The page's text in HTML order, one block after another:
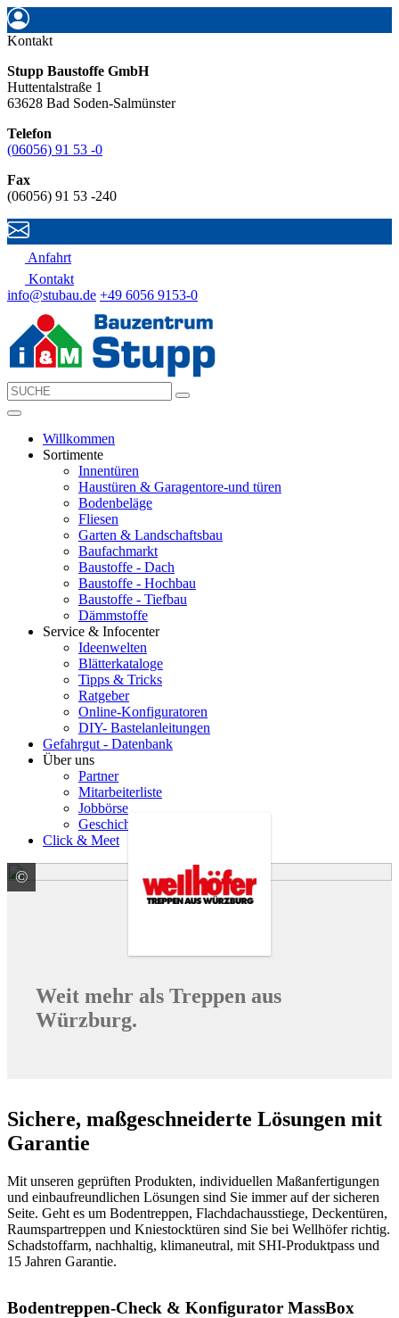
Kontakt
Stupp Baustoffe GmbH
Huttentalstraße 1
63628 Bad Soden-Salmünster
Telefon
(06056) 91 53 -0
Fax
(06056) 91 53 -240
Anfahrt
Kontakt
info@stubau.de +49 6056 9153-0
Willkommen
Sortimente
Innentüren
Haustüren & Garagentore-und türen
Bodenbeläge
Fliesen
Garten & Landschaftsbau
Baufachmarkt
Baustoffe - Dach
Baustoffe - Hochbau
Baustoffe - Tiefbau
Dämmstoffe
Service & Infocenter
Ideenwelten
Blätterkataloge
Tipps & Tricks
Ratgeber
Online-Konfiguratoren
DIY- Bastelanleitungen
Gefahrgut - Datenbank
Über uns
Partner
Mitarbeiterliste
Jobbörse
Geschichte
Click & Meet
© Wellhöfer Treppen GmbH & Co.KG
Weit mehr als Treppen aus
Würzburg.
Sichere, maßgeschneiderte Lösungen mit
Garantie
Mit unseren geprüften Produkten, individuellen Maßanfertigungen
und einbaufreundlichen Lösungen sind Sie immer auf der sicheren
Seite. Geht es um Bodentreppen, Flachdachausstiege, Deckentüren,
Raumspartreppen und Kniestocktüren sind Sie bei Wellhöfer richtig.
Schadstoffarm, nachhaltig, klimaneutral, mit SHI-Produktpass und
15 Jahren Garantie.
Bodentreppen-Check & Konfigurator MassBox